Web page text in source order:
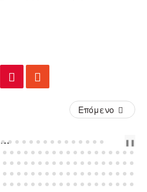
Επόμενο
Κρήτη - Περισσότερα Άρθρα... PREVNEXT
❚❚